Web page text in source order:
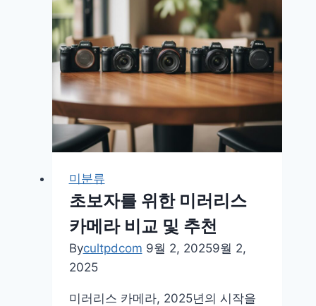
생
생
하
담
는
촬
팁
미분류
초보자를 위한 미러리스
카메라 비교 및 추천
Bycultpdcom 9월 2, 20259월 2,
2025
미러리스 카메라, 2025년의 시작을